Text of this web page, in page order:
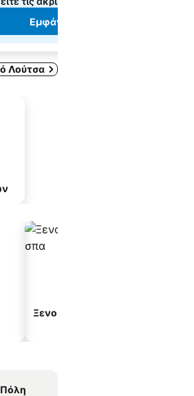
Εμφάνιση τιμών
Λούτσα
Ξενοδοχεία με σπα